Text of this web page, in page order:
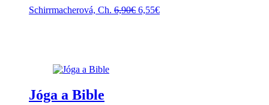
Schirrmacherová, Ch. 6,90€ Pôvodná
6,55€Aktuálna
Jóga a Bible